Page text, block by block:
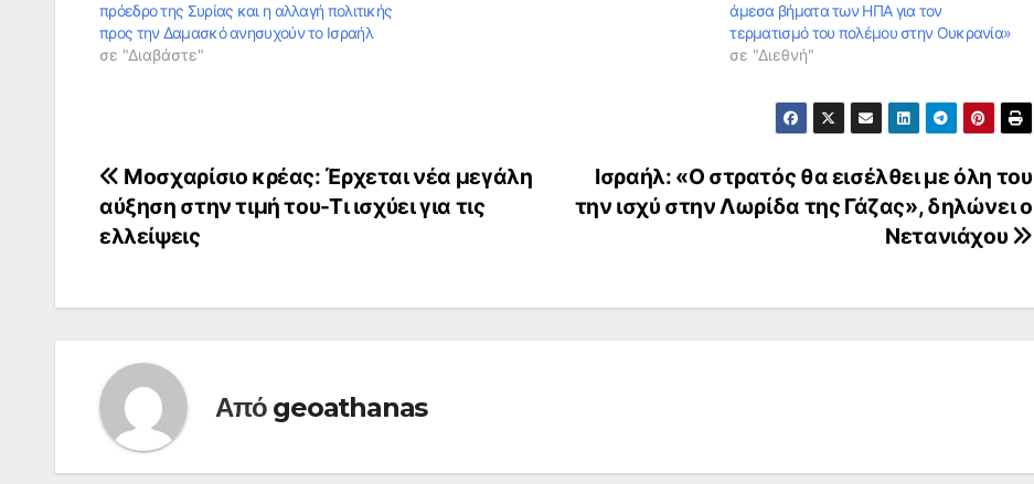
πρόεδρο της Συρίας και η αλλαγή πολιτικής
προς την Δαμασκό ανησυχούν το Ισραήλ
σε "Διαβάστε"
άμεσα βήματα των ΗΠΑ για τον
τερματισμό του πολέμου στην Ουκρανία»
σε "Διεθνή"
Πλοήγηση
άρθρων
Ισραήλ: «Ο στρατός θα εισέλθει με όλη του
την ισχύ στην Λωρίδα της Γάζας», δηλώνει ο
Νετανιάχου
Μοσχαρίσιο κρέας: Έρχεται νέα μεγάλη
αύξηση στην τιμή του-Τι ισχύει για τις
ελλείψεις
Από geoathanas